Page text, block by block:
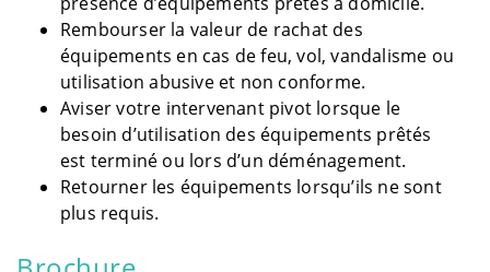
Rembourser la valeur de rachat des
équipements en cas de feu, vol, vandalisme ou
utilisation abusive et non conforme.
Aviser votre intervenant pivot lorsque le
besoin d’utilisation des équipements prêtés
est terminé ou lors d’un déménagement.
Retourner les équipements lorsqu’ils ne sont
plus requis.